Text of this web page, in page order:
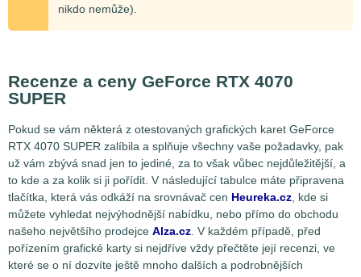
nikdo nemůže).
Recenze a ceny GeForce RTX 4070
SUPER
Pokud se vám některá z otestovaných grafických karet GeForce
RTX 4070 SUPER zalíbila a splňuje všechny vaše požadavky, pak
už vám zbývá snad jen to jediné, za to však vůbec nejdůležitější, a
to kde a za kolik si ji pořídit. V následující tabulce máte připravena
tlačítka, která vás odkáží na srovnávač cen Heureka.cz , kde si
můžete vyhledat nejvýhodnější nabídku, nebo přímo do obchodu
našeho největšího prodejce Alza.cz . V každém případě, před
pořízením grafické karty si nejdříve vždy přečtěte její recenzi, ve
které se o ní dozvíte ještě mnoho dalších a podrobnějších